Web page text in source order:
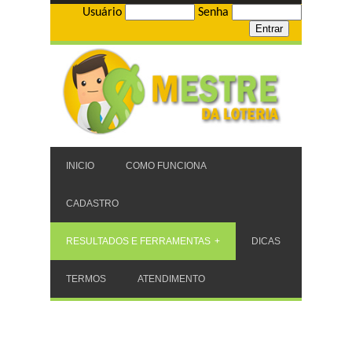
Usuário Senha
INICIO COMO FUNCIONA
CADASTRO
RESULTADOS E FERRAMENTAS DICAS
TERMOS ATENDIMENTO